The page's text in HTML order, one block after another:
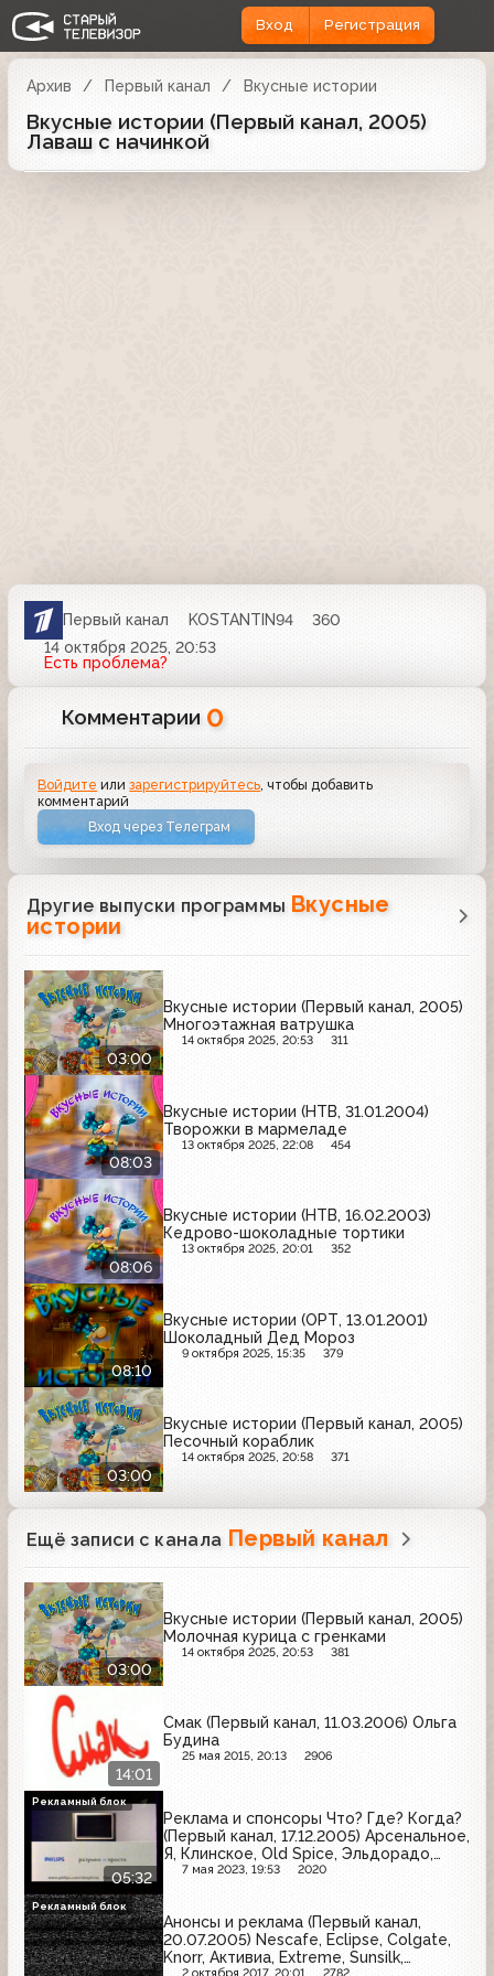
Вход Регистрация
Архив Первый канал Вкусные истории
Вкусные истории (Первый канал, 2005)
Лаваш с начинкой
Первый канал KOSTANTIN94
360
14 октября 2025, 20:53
Есть проблема?
Комментарии 0
Войдите илизарегистрируйтесь , чтобы добавить
комментарий
Вход через Телеграм
Другие выпуски программы Вкусные
истории
03:00
Вкусные истории (Первый канал, 2005)
Многоэтажная ватрушка
14 октября 2025, 20:53 311
08:03
Вкусные истории (НТВ, 31.01.2004)
Творожки в мармеладе
13 октября 2025, 22:08 454
08:06
Вкусные истории (НТВ, 16.02.2003)
Кедрово-шоколадные тортики
13 октября 2025, 20:01 352
08:10
Вкусные истории (ОРТ, 13.01.2001)
Шоколадный Дед Мороз
9 октября 2025, 15:35 379
03:00
Вкусные истории (Первый канал, 2005)
Песочный кораблик
14 октября 2025, 20:58 371
Ещё записи с канала Первый канал
03:00
Вкусные истории (Первый канал, 2005)
Молочная курица с гренками
14 октября 2025, 20:53 381
14:01
Смак (Первый канал, 11.03.2006) Ольга
Будина
25 мая 2015, 20:13 2906
05:32
Реклама и спонсоры Что? Где? Когда?
(Первый канал, 17.12.2005) Арсенальное,
Я, Клинское, Old Spice, Эльдорадо,
Толстяк, Philips, Caprice, Лако Шанте,
7 мая 2023, 19:53 2020
Рекламный блок
Анонсы и реклама (Первый канал,
20.07.2005) Nescafe, Eclipse, Colgate,
Knorr, Активиа, Extreme, Sunsilk,
Рекламный блок